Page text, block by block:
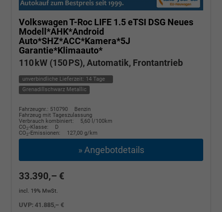
Volkswagen T-Roc LIFE 1.5 eTSI DSG Neues
Modell*AHK*Android
Auto*SHZ*ACC*Kamera*5J
Garantie*Klimaauto*
110 kW (150 PS), Automatik, Frontantrieb
unverbindliche Lieferzeit: 14 Tage
Grenadillschwarz Metallic
Fahrzeugnr.: 510790
Benzin
Fahrzeug mit Tageszulassung
Verbrauch kombiniert:
5,60 l/100km
CO2-Klasse:
D
CO2-Emissionen: 127,00 g/km
» Angebotdetails
33.390,– €
incl. 19% MwSt.
UVP:41.885,– €